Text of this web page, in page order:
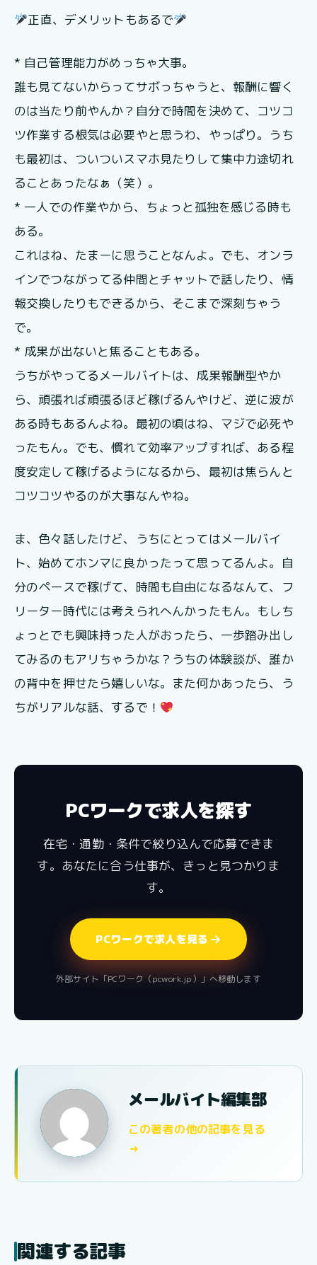
正直、デメリットもあるで
* 自己管理能力がめっちゃ大事。
誰も見てないからってサボっちゃうと、報酬に響く
のは当たり前やんか？自分で時間を決めて、コツコ
ツ作業する根気は必要やと思うわ、やっぱり。うち
も最初は、ついついスマホ見たりして集中力途切れ
ることあったなぁ（笑）。
* 一人での作業やから、ちょっと孤独を感じる時も
ある。
これはね、たまーに思うことなんよ。でも、オンラ
インでつながってる仲間とチャットで話したり、情
報交換したりもできるから、そこまで深刻ちゃう
で。
* 成果が出ないと焦ることもある。
うちがやってるメールバイトは、成果報酬型やか
ら、頑張れば頑張るほど稼げるんやけど、逆に波が
ある時もあるんよね。最初の頃はね、マジで必死や
ったもん。でも、慣れて効率アップすれば、ある程
度安定して稼げるようになるから、最初は焦らんと
コツコツやるのが大事なんやね。
ま、色々話したけど、うちにとってはメールバイ
ト、始めてホンマに良かったって思ってるんよ。自
分のペースで稼げて、時間も自由になるなんて、フ
リーター時代には考えられへんかったもん。もしち
ょっとでも興味持った人がおったら、一歩踏み出し
てみるのもアリちゃうかな？うちの体験談が、誰か
の背中を押せたら嬉しいな。また何かあったら、う
ちがリアルな話、するで！
PCワークで求人を探す
在宅・通勤・条件で絞り込んで応募できま
す。あなたに合う仕事が、きっと見つかりま
す。
PCワークで求人を見る
外部サイト「PCワーク（pcwork.jp）」へ移動します
メールバイト編集部
この著者の他の記事を見る
→
関連する記事